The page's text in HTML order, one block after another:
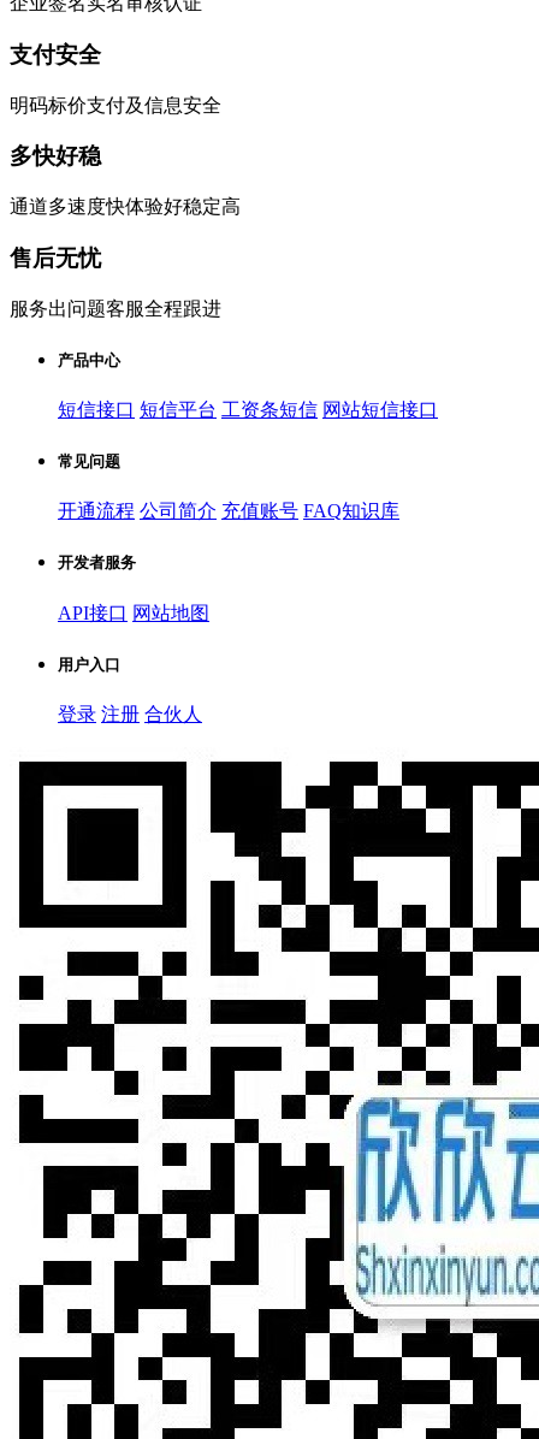
支付安全
明码标价支付及信息安全
多快好稳
通道多速度快体验好稳定高
售后无忧
服务出问题客服全程跟进
产品中心
短信接口 短信平台 工资条短信 网站短信接口
常见问题
开通流程 公司简介 充值账号 FAQ知识库
开发者服务
API接口 网站地图
用户入口
登录 注册 合伙人